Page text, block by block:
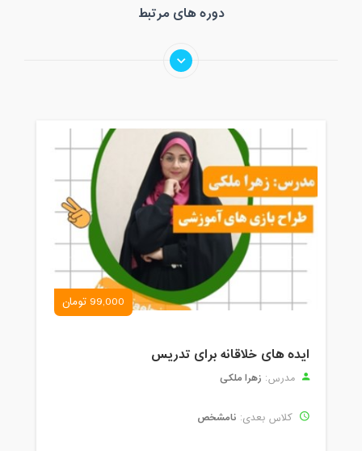
دوره های مرتبط
99,000 تومان
ایده های خلاقانه برای تدریس
مدرس: زهرا ملکی
کلاس بعدی: نامشخص